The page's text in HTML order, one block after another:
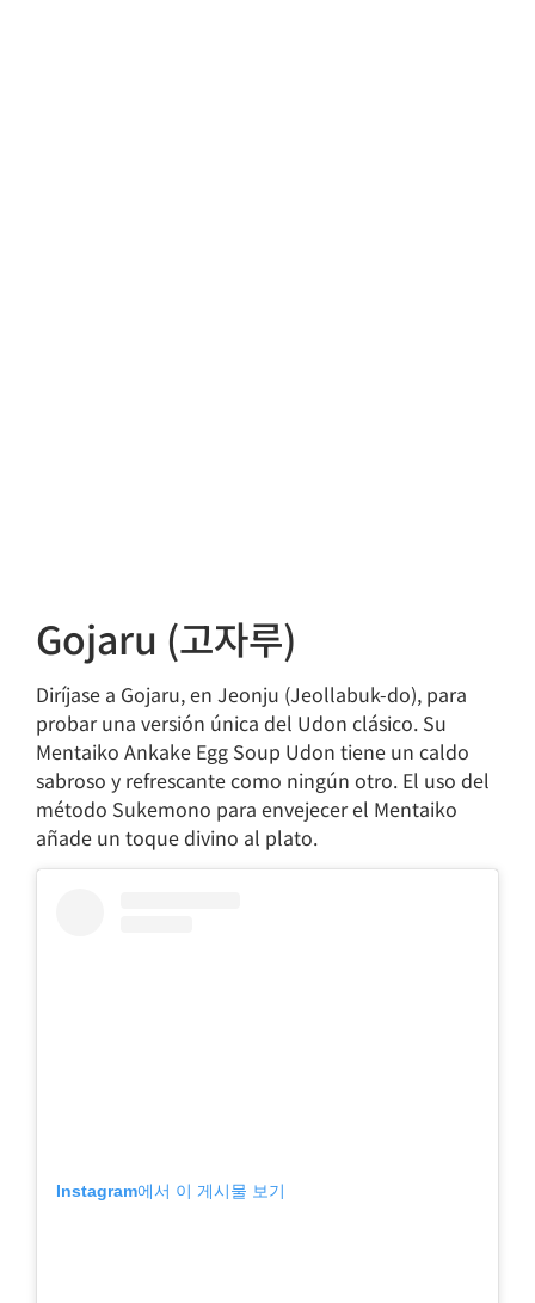
Gojaru (고자루)
Diríjase a Gojaru, en Jeonju (Jeollabuk-do), para
probar una versión única del Udon clásico. Su
Mentaiko Ankake Egg Soup Udon tiene un caldo
sabroso y refrescante como ningún otro. El uso del
método Sukemono para envejecer el Mentaiko
añade un toque divino al plato.
Instagram에서 이 게시물 보기